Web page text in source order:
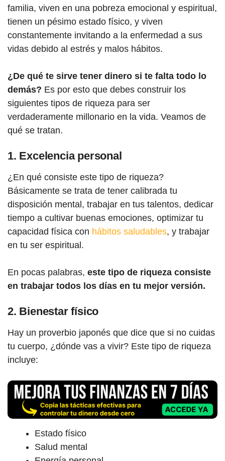
familia, viven en una pobreza emocional y espiritual,
tienen un pésimo estado físico, y viven
constantemente invitando a la enfermedad a sus
vidas debido al estrés y malos hábitos.
¿De qué te sirve tener dinero si te falta todo lo
demás? Es por esto que debes construir los
siguientes tipos de riqueza para ser
verdaderamente millonario en la vida. Veamos de
qué se tratan.
1. Excelencia personal
¿En qué consiste este tipo de riqueza?
Básicamente se trata de tener calibrada tu
disposición mental, trabajar en tus talentos, dedicar
tiempo a cultivar buenas emociones, optimizar tu
capacidad física con hábitos saludables, y trabajar
en tu ser espiritual.
En pocas palabras, este tipo de riqueza consiste
en trabajar todos los días en tu mejor versión.
2. Bienestar físico
Hay un proverbio japonés que dice que si no cuidas
tu cuerpo, ¿dónde vas a vivir? Este tipo de riqueza
incluye:
Estado físico
Salud mental